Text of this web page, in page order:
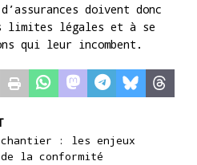
doivent donc
limites légales et à se
qui leur incombent.
chantier : les enjeux
la conformité